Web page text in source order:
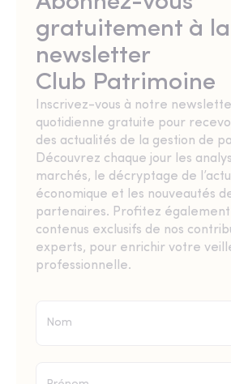
gratuitement à la
newsletter
Club Patrimoine
Inscrivez-vous à notre
quotidienne gratuite pour
des actualités de la gestion de
Découvrez chaque jour les
marchés, le décryptage de
économique et les nouveautés
partenaires. Profitez également
contenus exclusifs de nos
experts, pour enrichir votre
professionnelle.